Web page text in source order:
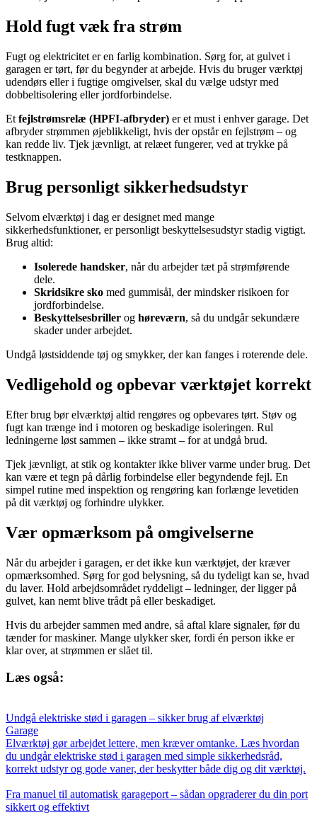
Hold fugt væk fra strøm
Fugt og elektricitet er en farlig kombination. Sørg for, at gulvet i
garagen er tørt, før du begynder at arbejde. Hvis du bruger værktøj
udendørs eller i fugtige omgivelser, skal du vælge udstyr med
dobbeltisolering eller jordforbindelse.
Et fejlstrømsrelæ (HPFI-afbryder) er et must i enhver garage. Det
afbryder strømmen øjeblikkeligt, hvis der opstår en fejlstrøm – og
kan redde liv. Tjek jævnligt, at relæet fungerer, ved at trykke på
testknappen.
Brug personligt sikkerhedsudstyr
Selvom elværktøj i dag er designet med mange
sikkerhedsfunktioner, er personligt beskyttelsesudstyr stadig vigtigt.
Brug altid:
Isolerede handsker, når du arbejder tæt på strømførende
dele.
Skridsikre sko med gummisål, der mindsker risikoen for
jordforbindelse.
Beskyttelsesbriller og høreværn, så du undgår sekundære
skader under arbejdet.
Undgå løstsiddende tøj og smykker, der kan fanges i roterende dele.
Vedligehold og opbevar værktøjet korrekt
Efter brug bør elværktøj altid rengøres og opbevares tørt. Støv og
fugt kan trænge ind i motoren og beskadige isoleringen. Rul
ledningerne løst sammen – ikke stramt – for at undgå brud.
Tjek jævnligt, at stik og kontakter ikke bliver varme under brug. Det
kan være et tegn på dårlig forbindelse eller begyndende fejl. En
simpel rutine med inspektion og rengøring kan forlænge levetiden
på dit værktøj og forhindre ulykker.
Vær opmærksom på omgivelserne
Når du arbejder i garagen, er det ikke kun værktøjet, der kræver
opmærksomhed. Sørg for god belysning, så du tydeligt kan se, hvad
du laver. Hold arbejdsområdet ryddeligt – ledninger, der ligger på
gulvet, kan nemt blive trådt på eller beskadiget.
Hvis du arbejder sammen med andre, så aftal klare signaler, før du
tænder for maskiner. Mange ulykker sker, fordi én person ikke er
klar over, at strømmen er slået til.
Læs også:
Undgå elektriske stød i garagen – sikker brug af elværktøj
Garage
Elværktøj gør arbejdet lettere, men kræver omtanke. Læs hvordan
du undgår elektriske stød i garagen med simple sikkerhedsråd,
korrekt udstyr og gode vaner, der beskytter både dig og dit værktøj.
Fra manuel til automatisk garageport – sådan opgraderer du din port
sikkert og effektivt